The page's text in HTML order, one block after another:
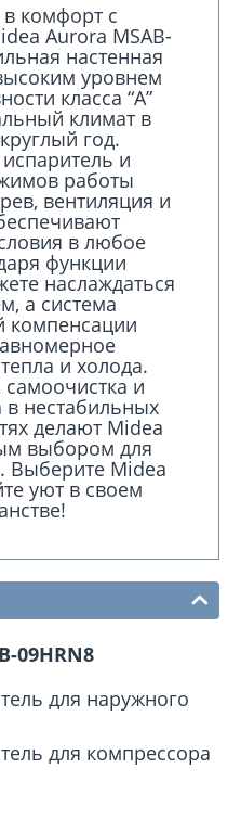
в комфорт с
Aurora MSAB-
настенная
уровнем
класса “A”
климат в
год.
и
работы
вентиляция и
в любое
функции
наслаждаться
а система
компенсации
и холода.
и
нестабильных
делают Midea
выбором для
Выберите Midea
уют в своем
09HRN8
для наружного
для компрессора